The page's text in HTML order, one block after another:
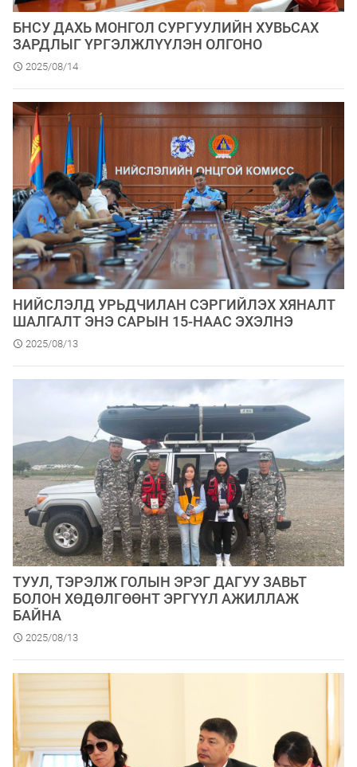
​БНСУ ДАХЬ МОНГОЛ СУРГУУЛИЙН ХУВЬСАХ
ЗАРДЛЫГ ҮРГЭЛЖЛҮҮЛЭН ОЛГОНО
2025/08/14
НИЙСЛЭЛД УРЬДЧИЛАН СЭРГИЙЛЭХ ХЯНАЛТ
ШАЛГАЛТ ЭНЭ САРЫН 15-НААС ЭХЭЛНЭ
2025/08/13
ТУУЛ, ТЭРЭЛЖ ГОЛЫН ЭРЭГ ДАГУУ ЗАВЬТ
БОЛОН ХӨДӨЛГӨӨНТ ЭРГҮҮЛ АЖИЛЛАЖ
БАЙНА
2025/08/13